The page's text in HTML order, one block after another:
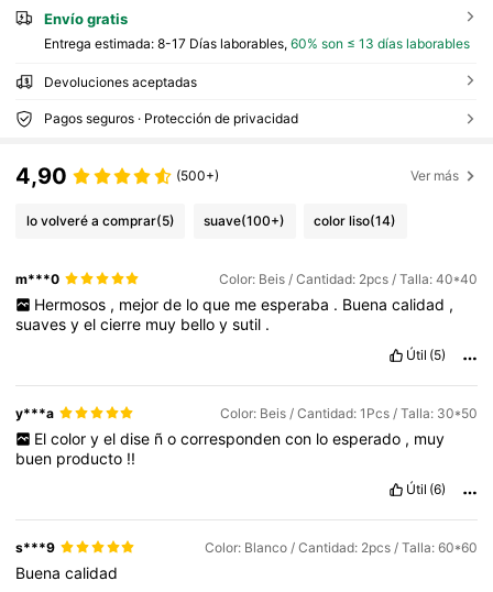
Envío gratis
Entrega estimada: 8-17 Días laborables, 60% son ≤ 13 días laborables
Devoluciones aceptadas
Pagos seguros · Protección de privacidad
4,90 (500+) Ver más
lo volveré a comprar(5) suave(100+) color liso(14)
m***0 Color: Beis / Cantidad: 2pcs / Talla: 40*40
Hermosos , mejor de lo que me esperaba . Buena calidad ,
suavesyelcierre muy belloysutil .
Útil (5)
y***a Color: Beis / Cantidad: 1Pcs / Talla: 30*50
El color y el dise ñ o corresponden con lo esperado , muy
buen producto !!
Útil (6)
s***9 Color: Blanco / Cantidad: 2pcs / Talla: 60*60
Buenacalidad